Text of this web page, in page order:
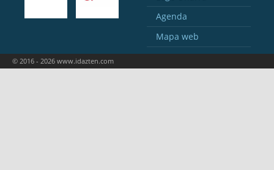
Agenda
Mapa web
© 2016 - 2026 www.idazten.com